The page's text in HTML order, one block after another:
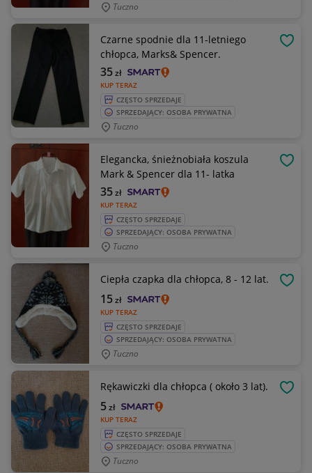
Tuczno
Czarne spodnie dla 11-letniego
chłopca, Marks& Spencer.
KUP TERAZ
35zł
CZĘSTO SPRZEDAJE
SPRZEDAJĄCY: OSOBA PRYWATNA
Tuczno
Elegancka, śnieżnobiała koszula
Mark & Spencer dla 11- latka
KUP TERAZ
35zł
CZĘSTO SPRZEDAJE
SPRZEDAJĄCY: OSOBA PRYWATNA
Tuczno
Ciepła czapka dla chłopca, 8 - 12 lat.
KUP TERAZ
15zł
CZĘSTO SPRZEDAJE
SPRZEDAJĄCY: OSOBA PRYWATNA
Tuczno
Rękawiczki dla chłopca ( około 3 lat).
KUP TERAZ
5zł
CZĘSTO SPRZEDAJE
SPRZEDAJĄCY: OSOBA PRYWATNA
Tuczno